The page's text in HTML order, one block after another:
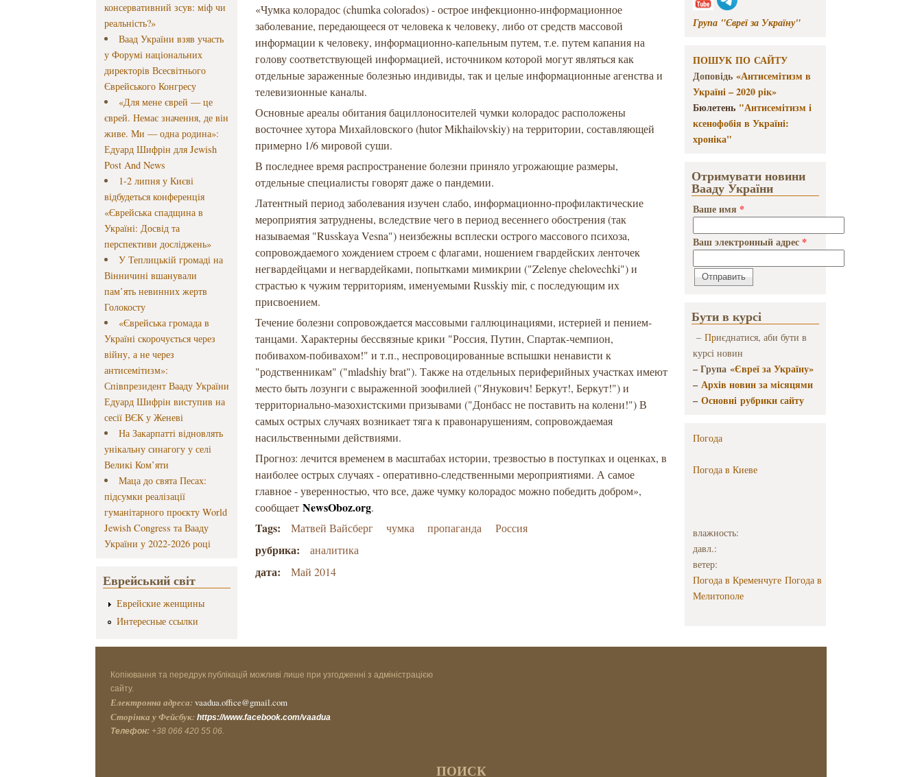
консервативний зсув: міф чи
реальність?»
Ваад України взяв участь
у Форумі національних
директорів Всесвітнього
Єврейського Конгресу
«Для мене єврей — це
єврей. Немає значення, де він
живе. Ми — одна родина»:
Едуард Шифрін для Jewish
Post And News
1-2 липня у Києві
відбудеться конференція
«Єврейська спадщина в
Україні: Досвід та
перспективи досліджень»
У Теплицькій громаді на
Вінничині вшанували
пам’ять невинних жертв
Голокосту
«Єврейська громада в
Україні скорочується через
війну, а не через
антисемітизм»:
Співпрезидент Вааду України
Едуард Шифрін виступив на
сесії ВЄК у Женеві
На Закарпатті відновлять
унікальну синагогу у селі
Великі Ком’яти
Маца до свята Песах:
підсумки реалізації
гуманітарного проєкту World
Jewish Congress та Вааду
України у 2022-2026 році
Еврейський світ
Еврейские женщины
Интересные ссылки
«Чумка колорадос (chumka colorados) - острое инфекционно-информационное
заболевание, передающееся от человека к человеку, либо от средств массовой
информации к человеку, информационно-капельным путем, т.е. путем капания на
голову соответствующей информацией, источником которой могут являться как
отдельные зараженные болезнью индивиды, так и целые информационные агенства и
телевизионные каналы.
Основные ареалы обитания бациллоносителей чумки колорадос расположены
восточнее хутора Михайловского (hutor Mikhailovskiy) на территории, составляющей
примерно 1/6 мировой суши.
В последнее время распространение болезни приняло угрожающие размеры,
отдельные специалисты говорят даже о пандемии.
Латентный период заболевания изучен слабо, информационно-профилактические
мероприятия затруднены, вследствие чего в период весеннего обострения (так
называемая "Russkaya Vesna") неизбежны всплески острого массового психоза,
сопровождаемого хождением строем с флагами, ношением гвардейских ленточек
негвардейцами и негвардейками, попытками мимикрии ("Zelenye chelovechki") и
страстью к чужим территориям, именуемыми Russkiy mir, с последующим их
присвоением.
Течение болезни сопровождается массовыми галлюцинациями, истерией и пением-
танцами. Характерны бессвязные крики "Россия, Путин, Спартак-чемпион,
побивахом-побивахом!" и т.п., неспровоцированные вспышки ненависти к
"родственникам" ("mladshiy brat"). Также на отдельных периферийных участках имеют
место быть лозунги с выраженной зоофилией ("Янукович! Беркут!, Беркут!") и
территориально-мазохистскими призывами ("Донбасс не поставить на колени!") В
самых острых случаях возникает тяга к правонарушениям, сопровождаемая
насильственными действиями.
Прогноз: лечится временем в масштабах истории, трезвостью в поступках и оценках, в
наиболее острых случаях - оперативно-следственными мероприятиями. А самое
главное - уверенностью, что все, даже чумку колорадос можно победить добром»,
сообщаетNewsOboz.org.
Tags: Матвей Вайсберг чумка пропаганда Россия
рубрика: аналитика
дата: Май 2014
Група "Євреї за Україну"
ПОШУК ПО САЙТУ
Доповідь «Антисемітизм в
Україні – 2020 рік»
Бюлетень "Антисемітизм і
ксенофобія в Україні:
хроніка"
Отримувати новини
Вааду України
Ваше имя *
Ваш электронный адрес *
Бути в курсі
– Приєднатися, аби бути в
курсі новин
– Група «Євреї за Україну»
–Архів новин за місяцями
–Основні рубрики сайту
Погода
Погода в Киеве
влажность:
давл.:
ветер:
Погода в Кременчуге Погода в
Мелитополе
Копіювання та передрук публікацій можливі лише при узгодженні з адміністрацією
сайту.
Електронна адреса: vaadua.office@gmail.com
Сторінка у Фейсбук: https://www.facebook.com/vaadua
Телефон: +38 066 420 55 06.
ПОИСК